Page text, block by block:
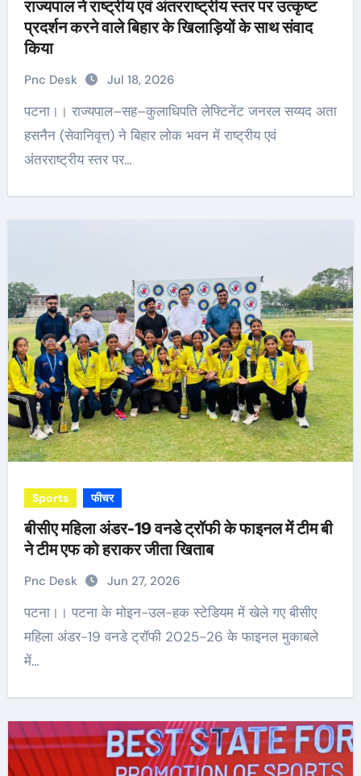
राज्यपाल ने राष्ट्रीय एवं अंतरराष्ट्रीय स्तर पर उत्कृष्ट
प्रदर्शन करने वाले बिहार के खिलाड़ियों के साथ संवाद
किया
Pnc Desk Jul 18, 2026
पटना।। राज्यपाल–सह–कुलाधिपति लेफ्टिनेंट जनरल सय्यद अता
हसनैन (सेवानिवृत्त) ने बिहार लोक भवन में राष्ट्रीय एवं
अंतरराष्ट्रीय स्तर पर…
Sports फीचर
बीसीए महिला अंडर-19 वनडे ट्रॉफी के फाइनल में टीम बी
ने टीम एफ को हराकर जीता खिताब
Pnc Desk Jun 27, 2026
पटना।। पटना के मोइन-उल-हक स्टेडियम में खेले गए बीसीए
महिला अंडर-19 वनडे ट्रॉफी 2025-26 के फाइनल मुकाबले
में…